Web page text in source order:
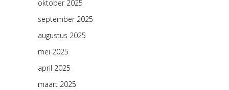
oktober 2025
september 2025
augustus 2025
mei 2025
april 2025
maart 2025